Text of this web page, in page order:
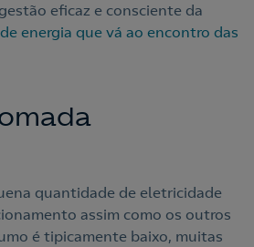
eficaz e consciente da
energia que vá ao encontro das
quantidade de eletricidade
assim como os outros
é tipicamente baixo, muitas